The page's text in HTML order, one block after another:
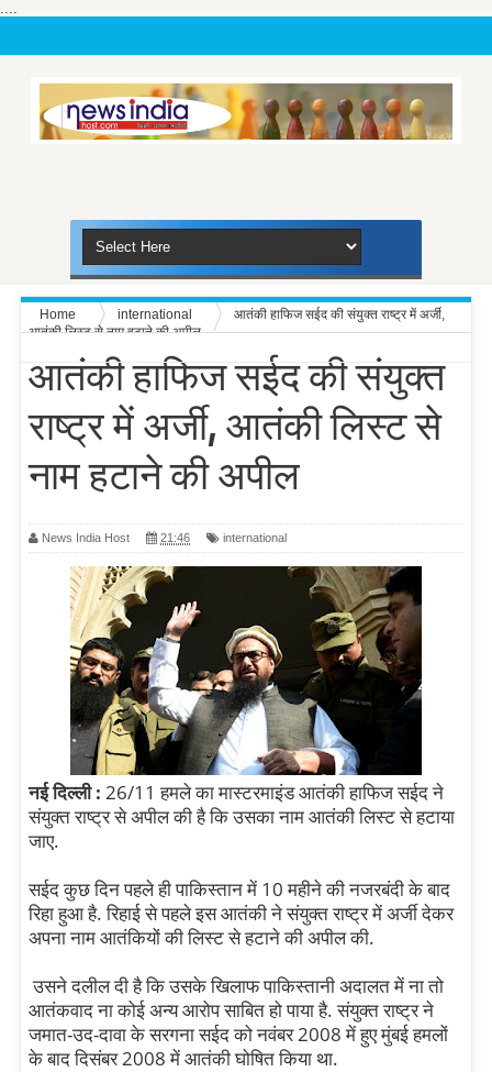
....
Home international
आतंकी हाफिज सईद की संयुक्त राष्ट्र में अर्जी,
आतंकी लिस्ट से नाम हटाने की अपील
आतंकी हाफिज सईद की संयुक्त
राष्ट्र में अर्जी, आतंकी लिस्ट से
नाम हटाने की अपील
News India Host 21:46 international
नई दिल्ली : 26/11 हमले का मास्टरमाइंड आतंकी हाफिज सईद ने
संयुक्त राष्ट्र से अपील की है कि उसका नाम आतंकी लिस्ट से हटाया
जाए.
सईद कुछ दिन पहले ही पाकिस्तान में 10 महीने की नजरबंदी के बाद
रिहा हुआ है. रिहाई से पहले इस आतंकी ने संयुक्त राष्ट्र में अर्जी देकर
अपना नाम आतंकियों की लिस्ट से हटाने की अपील की.
उसने दलील दी है कि उसके खिलाफ पाकिस्तानी अदालत में ना तो
आतंकवाद ना कोई अन्य आरोप साबित हो पाया है. संयुक्त राष्ट्र ने
जमात-उद-दावा के सरगना सईद को नवंबर 2008 में हुए मुंबई हमलों
के बाद दिसंबर 2008 में आतंकी घोषित किया था.